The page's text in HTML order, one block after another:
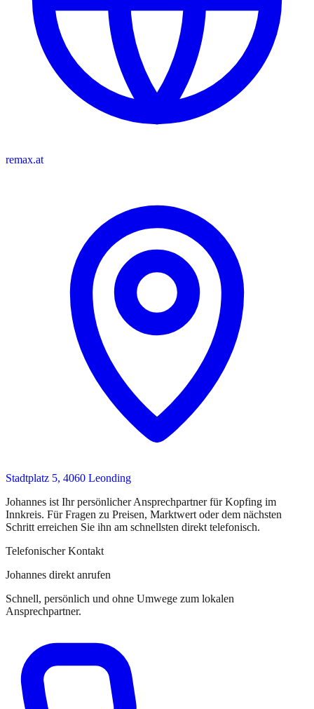
remax.at
Stadtplatz 5, 4060 Leonding
Johannes ist Ihr persönlicher Ansprechpartnerfür Kopfing im
Innkreis. Für Fragen zu Preisen, Marktwert oder dem nächsten
Schritt erreichen Sie ihn am schnellsten direkt telefonisch.
Telefonischer Kontakt
Johannes direkt anrufen
Schnell, persönlich und ohne Umwege zum lokalen
Ansprechpartner.